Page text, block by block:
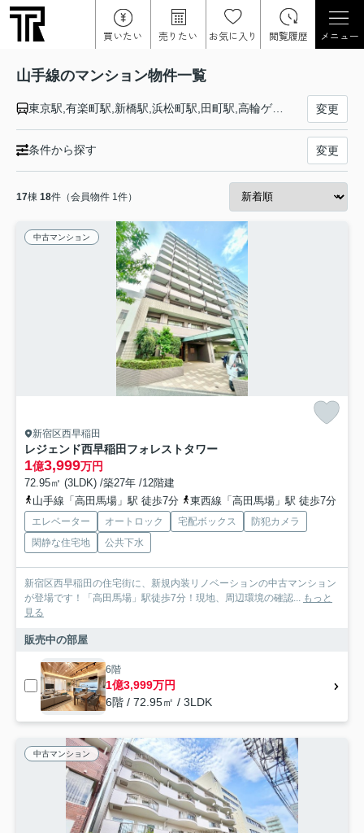
買いたい 売りたい お気に入り 閲覧履歴 メニュー
山手線のマンション物件一覧
東京駅,有楽町駅,新橋駅,浜松町駅,田町駅,高輪ゲートウェイ駅,品川駅,大崎駅,五反田駅,目黒駅,恵比寿駅,渋谷駅,原宿駅,代々木駅,新宿駅,新大久保駅,高田馬場駅,目白駅,池袋駅,大塚駅,巣鴨駅,駒込駅,田端駅,西日暮里駅,日暮里駅,鶯谷駅,上野駅,御徒町駅,秋葉原駅,神田駅 変更
条件から探す 変更
17棟 18件（会員物件 1件）
中古マンション
新宿区西早稲田
レジェンド西早稲田フォレストタワー
1億3,999万円
72.95㎡ (3LDK) /築27年 /12階建
山手線「高田馬場」駅 徒歩7分
東西線「高田馬場」駅 徒歩7分
エレベーター オートロック 宅配ボックス
防犯カメラ
閑静な住宅地
公共下水
新宿区西早稲田の住宅街に、新規内装リノベーションの中古マンション
が登場です！「高田馬場」駅徒歩7分！現地、周辺環境の確認...
もっと
見る
販売中の部屋
6階
1億3,999万円
6階 / 72.95㎡ / 3LDK
中古マンション